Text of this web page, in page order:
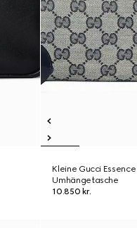
Kleine Gucci
Umhängetasche
10.850 kr.